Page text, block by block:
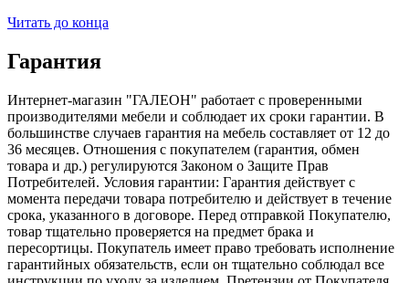
Читать до конца
Гарантия
Интернет-магазин "ГАЛЕОН" работает с проверенными
производителями мебели и соблюдает их сроки гарантии. В
большинстве случаев гарантия на мебель составляет от 12 до
36 месяцев. Отношения с покупателем (гарантия, обмен
товара и др.) регулируются Законом о Защите Прав
Потребителей. Условия гарантии: Гарантия действует с
момента передачи товара потребителю и действует в течение
срока, указанного в договоре. Перед отправкой Покупателю,
товар тщательно проверяется на предмет брака и
пересортицы. Покупатель имеет право требовать исполнение
гарантийных обязательств, если он тщательно соблюдал все